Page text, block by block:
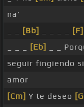
na'
[Bb] [F]
[Eb] _ _
seguir fingiendo si
amor
[Cm] Y te deseo